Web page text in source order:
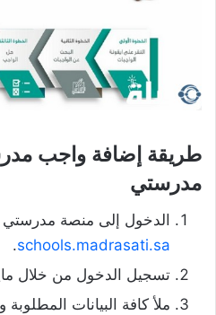
طريقة إضافة واجب
مدرستي
الدخول إلى منصة
schools.madrasati.sa
.
تسجيل الدخول من خلال
ملأ كافة البيانات